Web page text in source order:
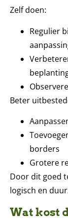
Zelf doen:
Regulier
Beter
borders
Grotere
Door dit goed
logisch en
Wat kost